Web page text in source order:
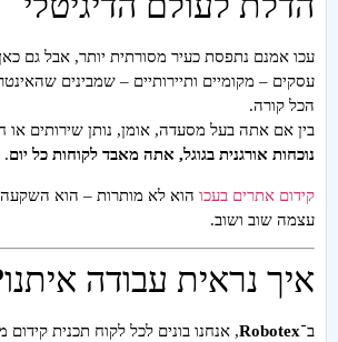
עכו אמנם נתפסת כעיר מסורתית יותר, אבל גם
עסקים – מקומיים ותיירותיים – שמבינים
הכל קורה.
בין אם אתה בעל מסעדה, אומן, נותן שירותים או
נוכחות אורגנית בגוגל, אתה מאבד לקוחות כל יום.
קידום אתרים בעכו הוא לא מותרות – הוא
עצמה שוב ושוב.
איך נראית עבודה
ב־Robotex, אנחנו בונים לכל לקוח תכנית